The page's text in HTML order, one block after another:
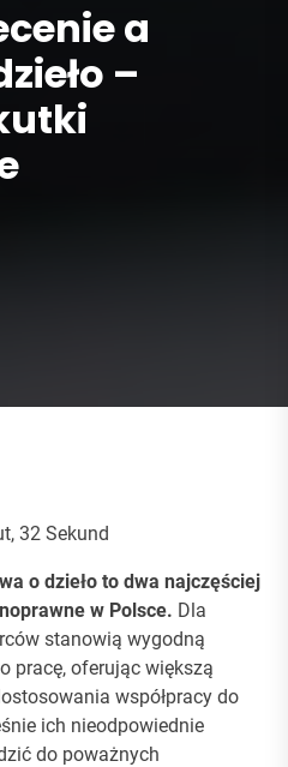
a
–
32 Sekund
o dzieło to dwa najczęściej
w Polsce. Dla
stanowią wygodną
pracę, oferując większą
współpracy do
ich nieodpowiednie
do poważnych